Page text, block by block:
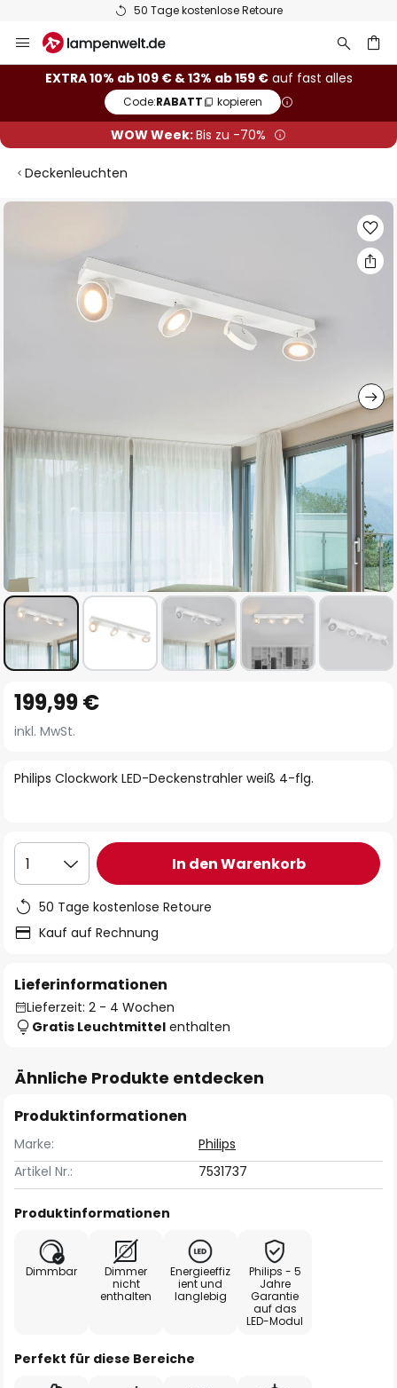
50 Tage kostenlose Retoure
Inhalt
springen
EXTRA 10% ab 109 € & 13% ab 159 €auf fast alles
Code:RABATT kopieren
WOW Week:Bis zu -70%
Deckenleuchten
Zum
Anfang
der
springen
Philips Clockwork LED-Deckenstrahler weiß 4-flg.
199,99 €
inkl. MwSt.
1 In den Warenkorb
50 Tage kostenlose Retoure
Kauf auf Rechnung
Lieferinformationen
Lieferzeit: 2 - 4 Wochen
Gratis Leuchtmittel enthalten
Ähnliche Produkte entdecken
Produktinformationen
Marke:
Philips
Artikel Nr.:
7531737
Produktinformationen
Dimmbar
Dimmer
nicht
enthalten
Energieeffiz
ient und
langlebig
Philips - 5
Jahre
Garantie
auf das
LED-Modul
Perfekt für diese Bereiche